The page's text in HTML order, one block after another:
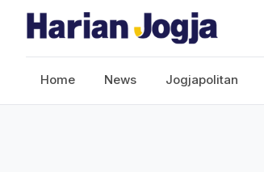
Home News Jogjapolitan